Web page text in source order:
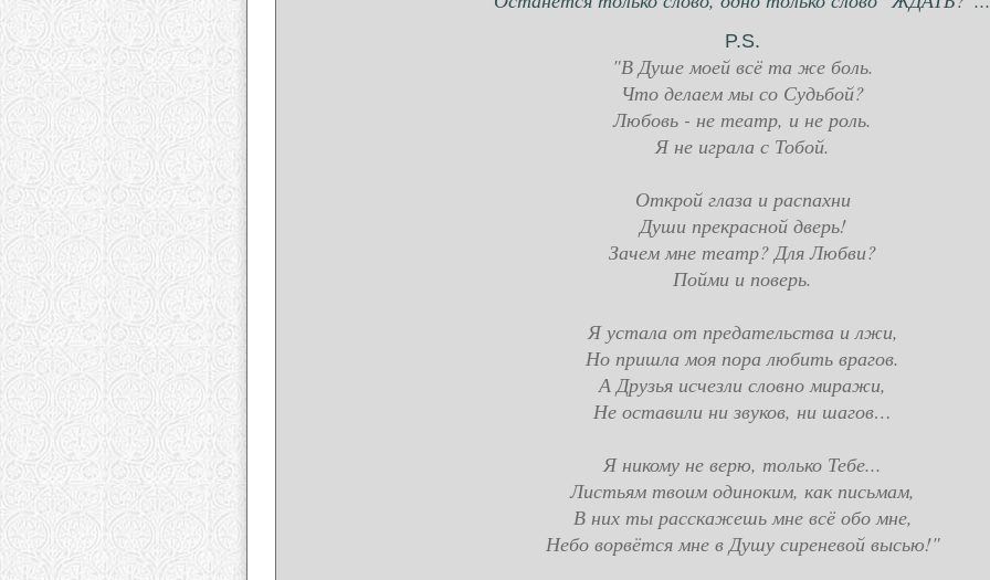
P.S.
"В Душе моей всё та же боль.
Что делаем мы со Судьбой?
Любовь - не театр, и не роль.
Я не играла с Тобой.
Открой глаза и распахни
Души прекрасной дверь!
Зачем мне театр? Для Любви?
Пойми и поверь.
Я устала от предательства и лжи,
Но пришла моя пора любить врагов.
А Друзья исчезли словно миражи,
Не оставили ни звуков, ни шагов…
Я никому не верю, только Тебе...
Листьям твоим одиноким, как письмам,
В них ты расскажешь мне всё обо мне,
Небо ворвётся мне в Душу сиреневой высью!"